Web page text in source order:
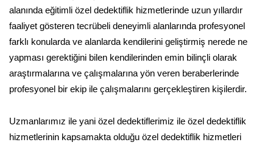
alanında eğitimli özel dedektiflik hizmetlerinde uzun yıllardır
faaliyet gösteren tecrübeli deneyimli alanlarında profesyonel
farklı konularda ve alanlarda kendilerini geliştirmiş nerede ne
yapması gerektiğini bilen kendilerinden emin bilinçli olarak
araştırmalarına ve çalışmalarına yön veren beraberlerinde
profesyonel bir ekip ile çalışmalarını gerçekleştiren kişilerdir.
Uzmanlarımız ile yani özel dedektiflerimiz ile özel dedektiflik
hizmetlerinin kapsamakta olduğu özel dedektiflik hizmetleri